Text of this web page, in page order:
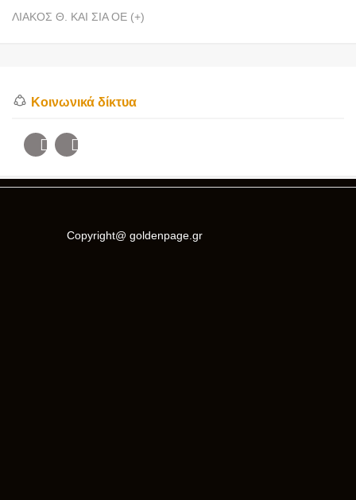
ΛΙΑΚΟΣ Θ. ΚΑΙ ΣΙΑ ΟΕ (+)
Κοινωνικά δίκτυα
Copyright@ goldenpage.gr